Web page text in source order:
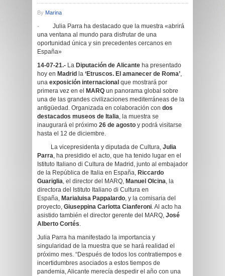
By Marina
· Julia Parra ha destacado que la muestra «abrirá
una ventana al mundo para disfrutar de una
oportunidad única y sin precedentes cercanos en
España»
14-07-21.- La Diputación de Alicante ha presentado
hoy en Madrid la ‘Etruscos. El amanecer de Roma’,
una exposición internacional que mostrará por
primera vez en el
MARQ un panorama global sobre
una de las grandes civilizaciones mediterráneas de la
antigüedad. Organizada en colaboración con dos
destacados museos de Italia, la muestra se
inaugurará el próximo 26 de agosto y podrá visitarse
hasta el 12 de diciembre.
La vicepresidenta y diputada de Cultura, Julia
Parra, ha presidido el acto, que ha tenido lugar en el
Istituto Italiano di Cultura de Madrid, junto al embajador
de la República de Italia en España, Riccardo
Guariglia, el director del MARQ, Manuel Olcina, la
directora del Istituto Italiano di Cultura en
España, Marialuisa Pappalardo, y la comisaria del
proyecto, Giuseppina Carlotta Cianferoni. Al acto ha
asistido también el director gerente del MARQ, José
Alberto Cortés.
Julia Parra ha manifestado la importancia y
singularidad de la muestra que se hará realidad el
próximo mes. “Después de todos los contratiempos e
incertidumbres asociados a estos tiempos de
pandemia, Alicante merecía despedir el año con una